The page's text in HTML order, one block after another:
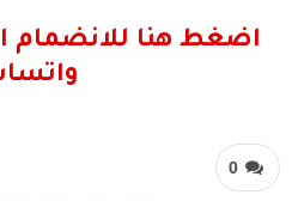
اضغط هنا للانضمام
0